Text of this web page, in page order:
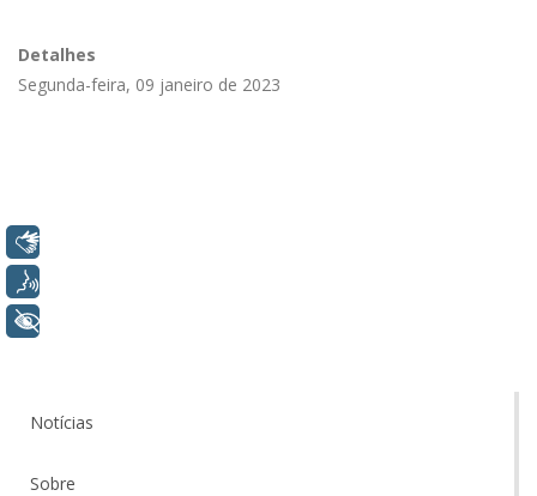
Detalhes
Segunda-feira, 09 janeiro de 2023
Notícias
Sobre